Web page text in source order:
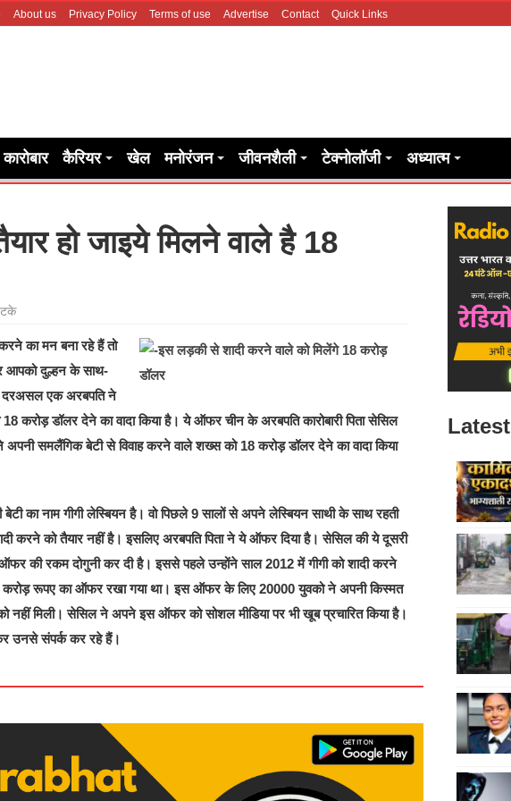
About us Privacy Policy Terms of use Advertise Contact Quick Links
कारोबार कैरियर खेल मनोरंजन जीवनशैली टेक्नोलॉजी अध्यात्म
हो जाइये मिलने वाले है 18
का मन बना रहे हैं तो
आपको दुल्हन के साथ-
दरअसल एक अरबपति ने
करोड़ डॉलर देने का वादा किया है। ये ऑफर चीन के अरबपति कारोबारी पिता सेसिल
समलैंगिक बेटी से विवाह करने वाले शख्स को 18 करोड़ डॉलर देने का वादा किया
का नाम गीगी लेस्बियन है। वो पिछले 9 सालों से अपने लेस्बियन साथी के साथ रहती
करने को तैयार नहीं है। इसलिए अरबपति पिता ने ये ऑफर दिया है। सेसिल की ये दूसरी
की रकम दोगुनी कर दी है। इससे पहले उन्होंने साल 2012 में गीगी को शादी करने
करोड़ रूपए का ऑफर रखा गया था। इस ऑफर के लिए 20000 युवको ने अपनी किस्मत
मिली। सेसिल ने अपने इस ऑफर को सोशल मीडिया पर भी खूब प्रचारित किया है।
उनसे संपर्क कर रहे हैं।
Latest